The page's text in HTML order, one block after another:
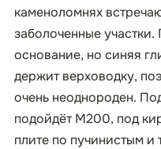
каменоломнях
заболоченные
основание, но синяя
держит верховодку,
очень неоднороден.
подойдёт М200, под
плите по пучинистым